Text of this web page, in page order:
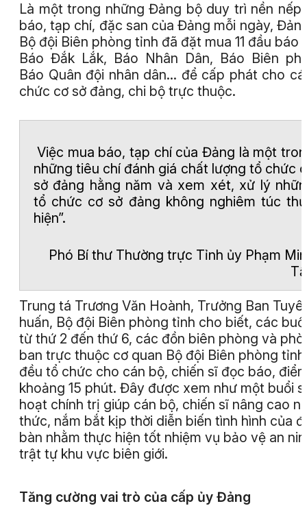
Là một trong những Đảng bộ duy trì nền nếp
báo, tạp chí, đặc san của Đảng mỗi ngày,
Bộ đội Biên phòng tỉnh đã đặt mua 11 đầu báo
Báo Đắk Lắk, Báo Nhân Dân, Báo Biên
Báo Quân đội nhân dân... để cấp phát cho
chức cơ sở đảng, chi bộ trực thuộc.
Việc mua báo, tạp chí của Đảng là một
những tiêu chí đánh giá chất lượng tổ chức
sở đảng hằng năm và xem xét, xử lý
tổ chức cơ sở đảng không nghiêm túc
hiện”.
Phó Bí thư Thường trực Tỉnh ủy Phạm
Trung tá Trương Văn Hoành, Trưởng Ban
huấn, Bộ đội Biên phòng tỉnh cho biết, các
từ thứ 2 đến thứ 6, các đồn biên phòng và
ban trực thuộc cơ quan Bộ đội Biên phòng tỉnh
đều tổ chức cho cán bộ, chiến sĩ đọc báo,
khoảng 15 phút. Đây được xem như một buổi
hoạt chính trị giúp cán bộ, chiến sĩ nâng cao
thức, nắm bắt kịp thời diễn biến tình hình của
bàn nhằm thực hiện tốt nhiệm vụ bảo vệ an
trật tự khu vực biên giới.
Tăng cường vai trò của cấp ủy Đảng